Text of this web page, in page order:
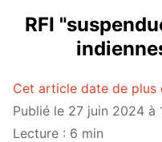
RFI
Cet article date de plus
Publié le 27 juin 2024 à
Lecture : 6 min